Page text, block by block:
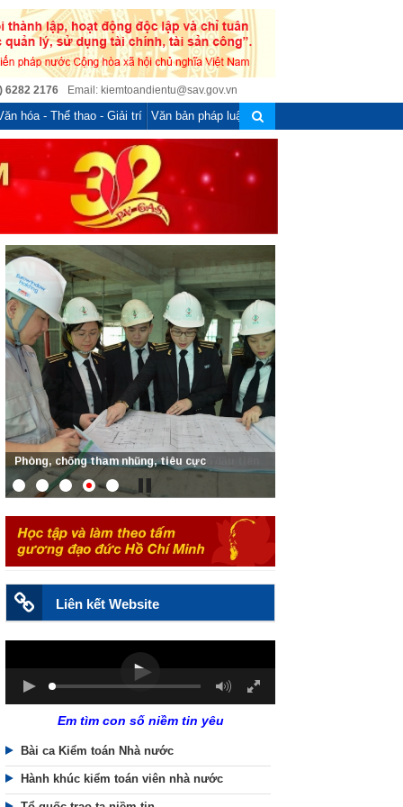
6282 2176 Email: kiemtoandientu@sav.gov.vn
hóa - Thể thao - Giải trí Văn bản pháp luật
Phòng, chống tham nhũng, tiêu cực
Liên kết Website
Em tìm con số niềm tin yêu
Bài ca Kiểm toán Nhà nước
Hành khúc kiểm toán viên nhà nước